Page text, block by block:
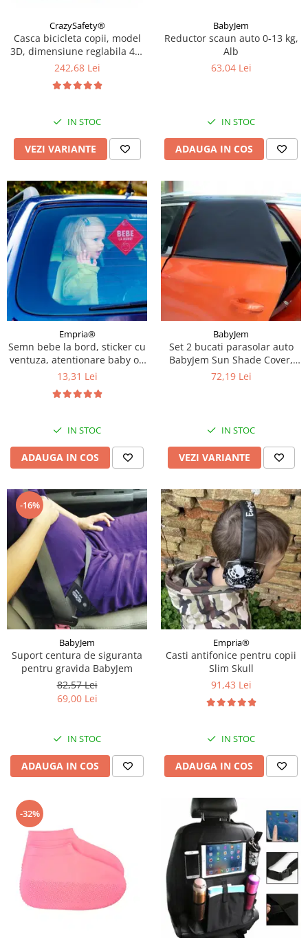
CrazySafety®
Casca bicicleta copii, model
3D, dimensiune reglabila 49-
55 cm, 2-7 ani, Diverse
242,68 Lei
IN STOC
VEZI VARIANTE
BabyJem
Reductor scaun auto 0-13 kg,
Alb
63,04 Lei
IN STOC
ADAUGA IN COS
Empria®
Semn bebe la bord, sticker cu
ventuza, atentionare baby on
board, siguranta auto,
13,31 Lei
IN STOC
ADAUGA IN COS
BabyJem
Set 2 bucati parasolar auto
BabyJem Sun Shade Cover,
Diverse marimi
72,19 Lei
IN STOC
VEZI VARIANTE
-16%
BabyJem
Suport centura de siguranta
pentru gravida BabyJem
82,57 Lei
69,00 Lei
IN STOC
ADAUGA IN COS
Empria®
Casti antifonice pentru copii
Slim Skull
91,43 Lei
IN STOC
ADAUGA IN COS
-32%